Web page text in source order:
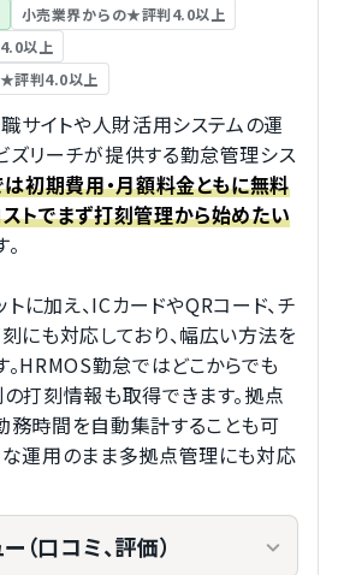
小売業界からの★評判4.0以上
以上
評判4.0以上
サイトや人財活用システムの運
ズリーチが提供する勤怠管理シス
初期費用・月額料金ともに無料
ストでまず打刻管理から始めたい
トに加え、ICカードやQRコード、チ
にも対応しており、幅広い方法を
HRMOS勤怠ではどこからでも
打刻情報も取得できます。拠点
務時間を自動集計することも可
な運用のまま多拠点管理にも対応
（口コミ、評価）